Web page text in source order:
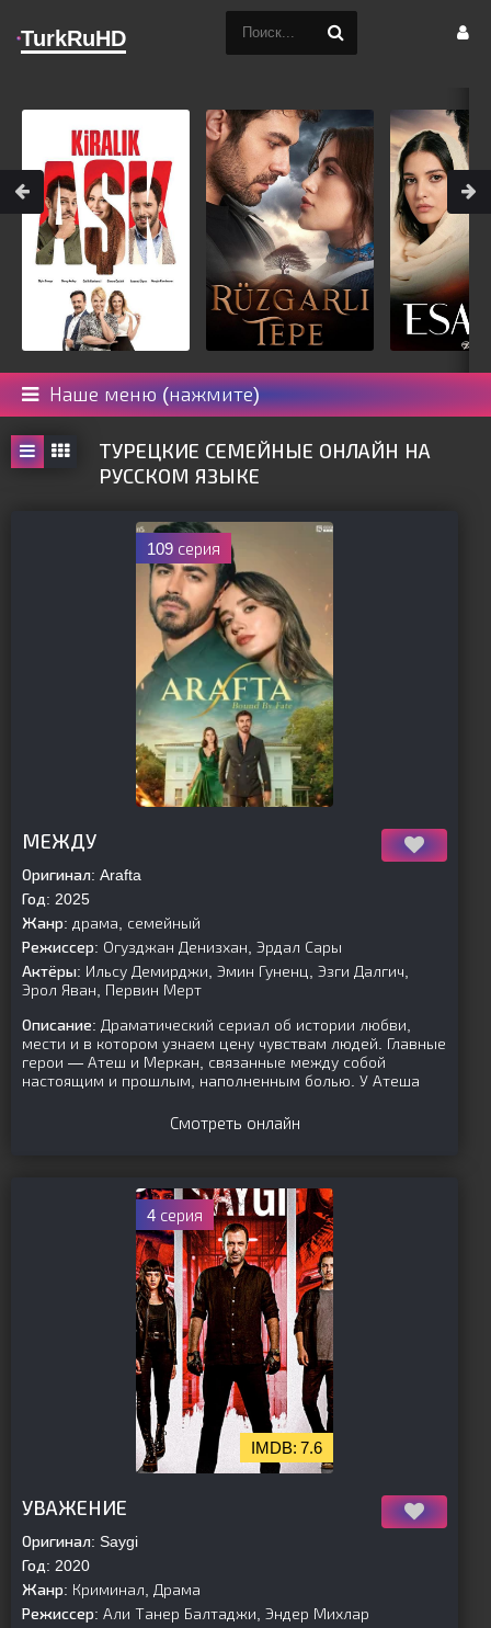
Наше меню (нажмите)
ТУРЕЦКИЕ СЕМЕЙНЫЕ ОНЛАЙН НА
РУССКОМ ЯЗЫКЕ
109 серия
МЕЖДУ
Оригинал: Arafta
Год: 2025
Жанр: драма, семейный
Режиссер: Огузджан Денизхан, Эрдал Сары
Актёры: Ильсу Демирджи, Эмин Гуненц, Эзги Далгич,
Эрол Яван, Первин Мерт
Описание: Драматический сериал об истории любви,
мести и в котором узнаем цену чувствам людей. Главные
герои — Атеш и Меркан, связанные между собой
настоящим и прошлым, наполненным болью. У Атеша
Смотреть онлайн
4 серия
7.6
УВАЖЕНИЕ
Оригинал: Saygi
Год: 2020
Жанр: Криминал, Драма
Режиссер: Али Танер Балтаджи, Эндер Михлар
TurkRuHD